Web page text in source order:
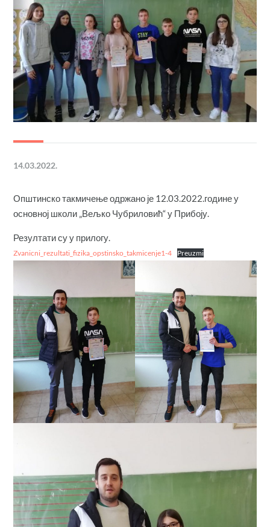
14.03.2022.
Општинско такмичење одржано је 12.03.2022.године у
основној школи „Вељко Чубриловић“ у Прибоју.
Резултати су у прилогу.
Zvanicni_rezultati_fizika_opstinsko_takmicenje1-4 Preuzmi